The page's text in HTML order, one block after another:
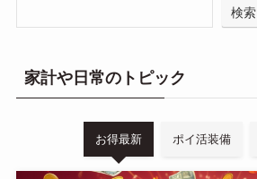
検索
家計や日常のトピック
お得最新 ポイ活装備